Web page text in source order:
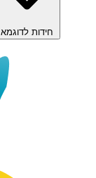
לדוגמא